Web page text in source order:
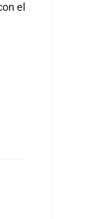
el